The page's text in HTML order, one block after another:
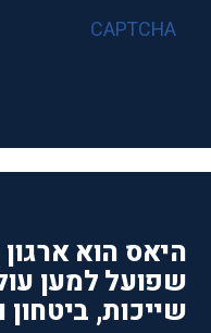
CAPTCHA
היאס הוא ארגון
שפועל למען
שייכות, ביטחון